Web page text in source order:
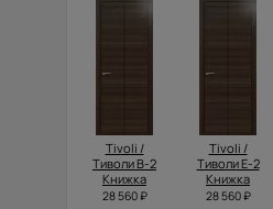
Tivoli /
Тиволи В-2
Книжка
28 560 ₽
Tivoli /
Тиволи Е-2
Книжка
28 560 ₽